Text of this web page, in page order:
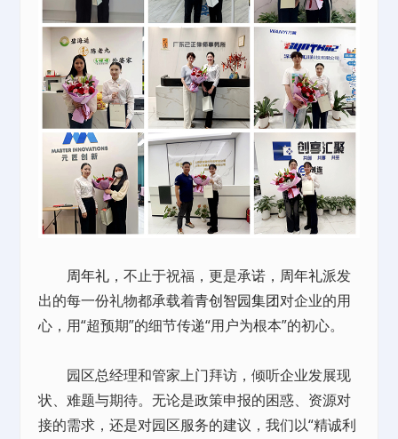
周年礼 ，不止于祝福，更是承诺， 周年礼派发
出的每一份礼物都承载着青创智园集团对企业的用
心，用“超预期”的细节传递“用户为根本”的初心。
园区总经理和管家上门拜访，倾听企业发展现
状、难题与期待。无论是政策申报的困惑、资源对
接的需求，还是对园区服务的建议，我们以“精诚利